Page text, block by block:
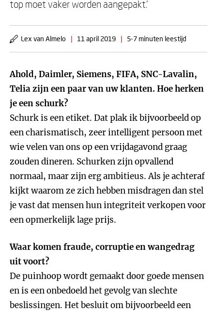
top moet vaker worden aangepakt.’
Lex van Almelo | 11 april 2019 | 5-7 minuten leestijd
Ahold, Daimler, Siemens, FIFA, SNC-Lavalin,
Telia zijn een paar van uw klanten. Hoe herken
je een schurk?
Schurk is een etiket. Dat plak ik bijvoorbeeld op
een charismatisch, zeer intelligent persoon met
wie velen van ons op een vrijdagavond graag
zouden dineren. Schurken zijn opvallend
normaal, maar zijn erg ambitieus. Als je achteraf
kijkt waarom ze zich hebben misdragen dan stel
je vast dat mensen hun integriteit verkopen voor
een opmerkelijk lage prijs.
Waar komen fraude, corruptie en wangedrag
uit voort?
De puinhoop wordt gemaakt door goede mensen
en is een onbedoeld het gevolg van slechte
beslissingen. Het besluit om bijvoorbeeld een